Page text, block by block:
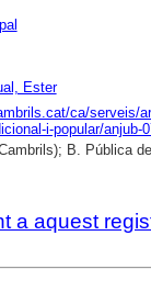
Ester
ca/serveis/
i-popular/anjub-
B. Pública
a aquest